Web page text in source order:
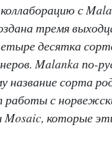
с
тремя
десятка
Malanka по-
название сорта
работы с
Mosaic, которые